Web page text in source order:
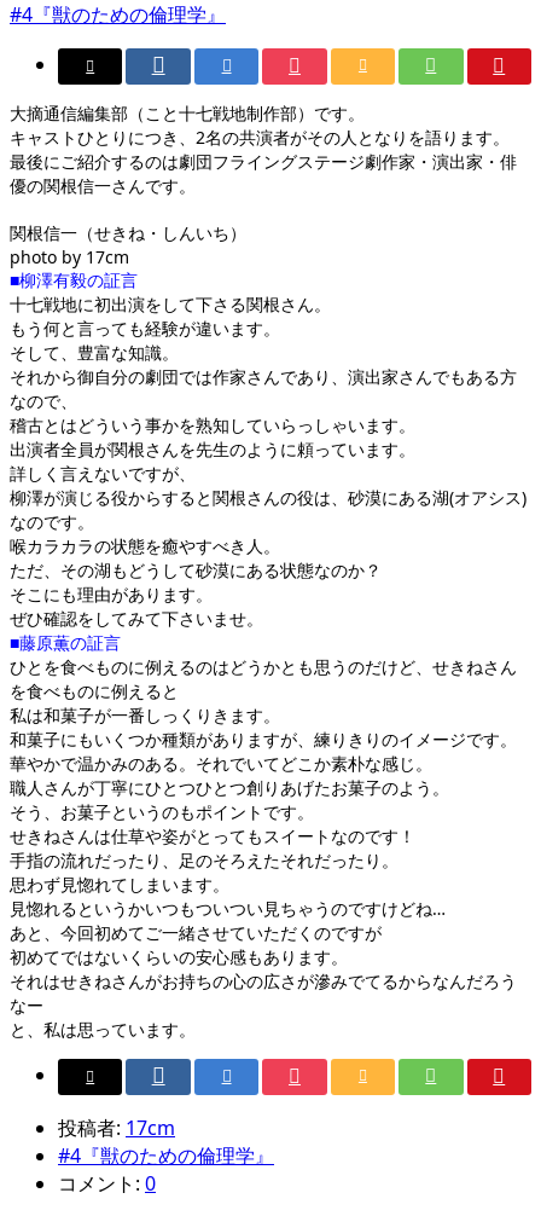
#4『獣のための倫理学』
大摘通信編集部（こと十七戦地制作部）です。
キャストひとりにつき、2名の共演者がその人となりを語ります。
最後にご紹介するのは劇団フライングステージ劇作家・演出家・俳
優の関根信一さんです。
関根信一（せきね・しんいち）
photo by 17cm
■柳澤有毅の証言
十七戦地に初出演をして下さる関根さん。
もう何と言っても経験が違います。
そして、豊富な知識。
それから御自分の劇団では作家さんであり、演出家さんでもある方
なので、
稽古とはどういう事かを熟知していらっしゃいます。
出演者全員が関根さんを先生のように頼っています。
詳しく言えないですが、
柳澤が演じる役からすると関根さんの役は、砂漠にある湖(オアシス)
なのです。
喉カラカラの状態を癒やすべき人。
ただ、その湖もどうして砂漠にある状態なのか？
そこにも理由があります。
ぜひ確認をしてみて下さいませ。
■藤原薫の証言
ひとを食べものに例えるのはどうかとも思うのだけど、せきねさん
を食べものに例えると
私は和菓子が一番しっくりきます。
和菓子にもいくつか種類がありますが、練りきりのイメージです。
華やかで温かみのある。それでいてどこか素朴な感じ。
職人さんが丁寧にひとつひとつ創りあげたお菓子のよう。
そう、お菓子というのもポイントです。
せきねさんは仕草や姿がとってもスイートなのです！
手指の流れだったり、足のそろえたそれだったり。
思わず見惚れてしまいます。
見惚れるというかいつもついつい見ちゃうのですけどね…
あと、今回初めてご一緒させていただくのですが
初めてではないくらいの安心感もあります。
それはせきねさんがお持ちの心の広さが滲みでてるからなんだろう
なー
と、私は思っています。
投稿者: 17cm
#4『獣のための倫理学』
コメント: 0